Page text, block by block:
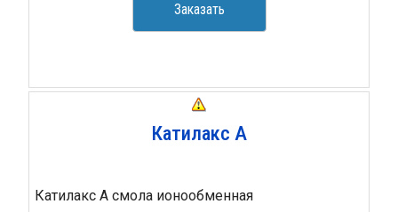
Заказать
Катилакс А
Катилакс А смола ионообменная